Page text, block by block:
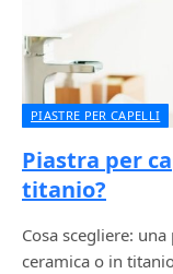
PIASTRE PER CAPELLI
Piastra per
titanio?
Cosa scegliere:
ceramica o in